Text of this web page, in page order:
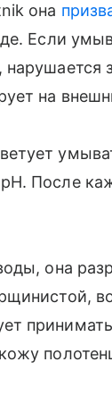
она
Если
на
После
она